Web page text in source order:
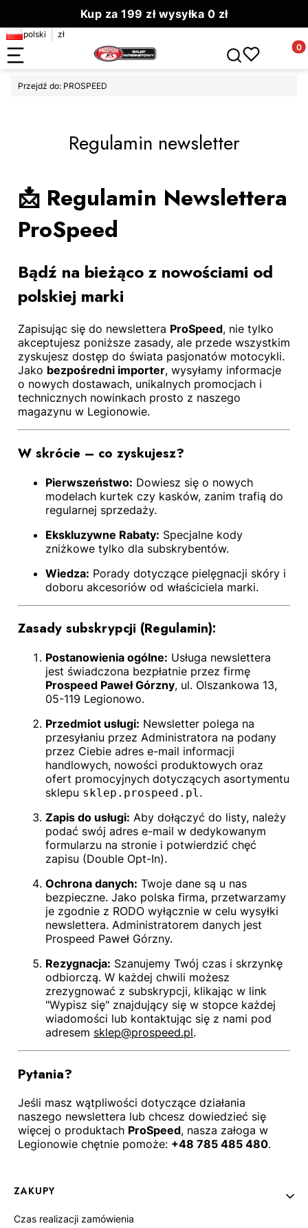
Kup za 199 zł wysyłka 0 zł
polski zł
Otwórz
Przejdź do: PROSPEED
Regulamin newsletter
📩 Regulamin Newslettera
ProSpeed
Bądź na bieżąco z nowościami od
polskiej marki
Zapisując się do newslettera ProSpeed, nie tylko
akceptujesz poniższe zasady, ale przede wszystkim
zyskujesz dostęp do świata pasjonatów motocykli.
Jako bezpośredni importer, wysyłamy informacje
o nowych dostawach, unikalnych promocjach i
technicznych nowinkach prosto z naszego
magazynu w Legionowie.
W skrócie – co zyskujesz?
Pierwszeństwo: Dowiesz się o nowych
modelach kurtek czy kasków, zanim trafią do
regularnej sprzedaży.
Ekskluzywne Rabaty: Specjalne kody
zniżkowe tylko dla subskrybentów.
Wiedza: Porady dotyczące pielęgnacji skóry i
doboru akcesoriów od właściciela marki.
Zasady subskrypcji (Regulamin):
Postanowienia ogólne: Usługa newslettera
jest świadczona bezpłatnie przez firmę
Prospeed Paweł Górzny, ul. Olszankowa 13,
05-119 Legionowo.
Przedmiot usługi: Newsletter polega na
przesyłaniu przez Administratora na podany
przez Ciebie adres e-mail informacji
handlowych, nowości produktowych oraz
ofert promocyjnych dotyczących asortymentu
sklepu sklep.prospeed.pl.
Zapis do usługi: Aby dołączyć do listy, należy
podać swój adres e-mail w dedykowanym
formularzu na stronie i potwierdzić chęć
zapisu (Double Opt-In).
Ochrona danych: Twoje dane są u nas
bezpieczne. Jako polska firma, przetwarzamy
je zgodnie z RODO wyłącznie w celu wysyłki
newslettera. Administratorem danych jest
Prospeed Paweł Górzny.
Rezygnacja: Szanujemy Twój czas i skrzynkę
odbiorczą. W każdej chwili możesz
zrezygnować z subskrypcji, klikając w link
"Wypisz się" znajdujący się w stopce każdej
wiadomości lub kontaktując się z nami pod
adresem sklep@prospeed.pl.
Pytania?
Jeśli masz wątpliwości dotyczące działania
naszego newslettera lub chcesz dowiedzieć się
więcej o produktach ProSpeed, nasza załoga w
Legionowie chętnie pomoże: +48 785 485 480.
Linki w stopce
ZAKUPY
Czas realizacji zamówienia